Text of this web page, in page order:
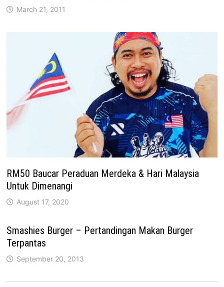
March 21, 2011
RM50 Baucar Peraduan Merdeka & Hari Malaysia
Untuk Dimenangi
August 17, 2020
Smashies Burger – Pertandingan Makan Burger
Terpantas
September 20, 2013